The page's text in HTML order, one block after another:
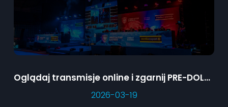
Oglądaj transmisje online i zgarnij PRE-DOLCe
2026-03-19